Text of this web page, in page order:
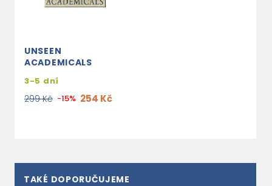
UNSEEN
ACADEMICALS
3-5 dní
299 Kč -15% 254 Kč
TAKÉ DOPORUČUJEME